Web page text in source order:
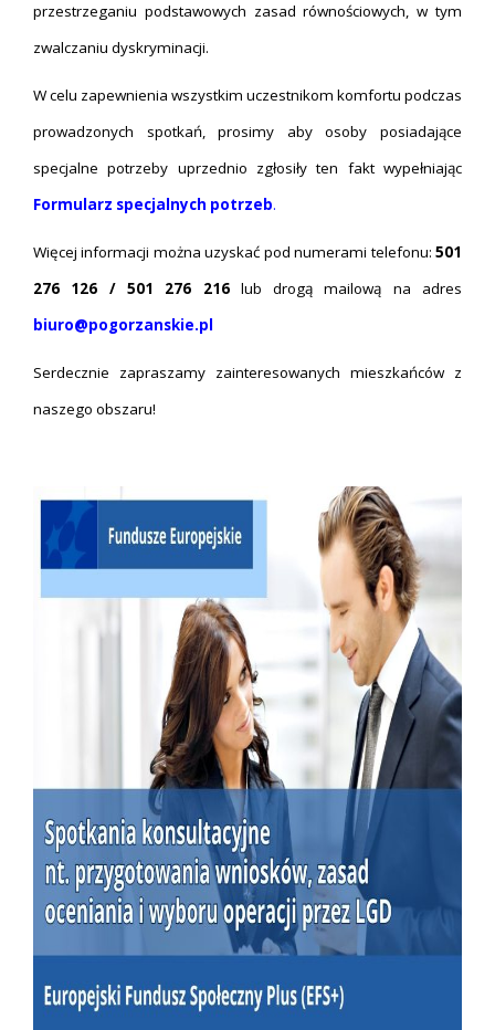
przestrzeganiu podstawowych zasad równościowych, w tym
zwalczaniu dyskryminacji.
W celu zapewnienia wszystkim uczestnikom komfortu podczas
prowadzonych spotkań, prosimy aby osoby posiadające
specjalne potrzeby uprzednio zgłosiły ten fakt wypełniając
Formularz specjalnych potrzeb.
Więcej informacji można uzyskać pod numerami telefonu: 501
276 126 / 501 276 216lub drogą mailową na adres
biuro@pogorzanskie.pl
Serdecznie zapraszamy zainteresowanych mieszkańców z
naszego obszaru!